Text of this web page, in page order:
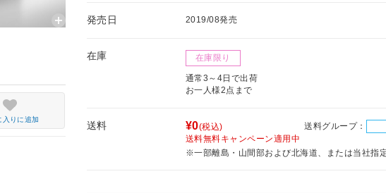
発売日 2019/08発売
在庫 在庫限り
通常3～4日で出荷
お一人様2点まで
送料 ¥0(税込) 送料グループ：
送料無料キャンペーン適用中
※一部離島・山間部および北海道、または当社指
入りに追加